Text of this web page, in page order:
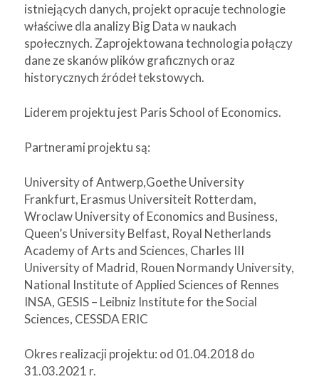
istniejących danych, projekt opracuje technologie
właściwe dla analizy Big Data w naukach
społecznych. Zaprojektowana technologia połączy
dane ze skanów plików graficznych oraz
historycznych źródeł tekstowych.
Liderem projektu jest Paris School of Economics.
Partnerami projektu są:
University of Antwerp,Goethe University
Frankfurt, Erasmus Universiteit Rotterdam,
Wroclaw University of Economics and Business,
Queen’s University Belfast, Royal Netherlands
Academy of Arts and Sciences, Charles III
University of Madrid, Rouen Normandy University,
National Institute of Applied Sciences of Rennes
INSA, GESIS – Leibniz Institute for the Social
Sciences, CESSDA ERIC
Okres realizacji projektu: od 01.04.2018 do
31.03.2021 r.